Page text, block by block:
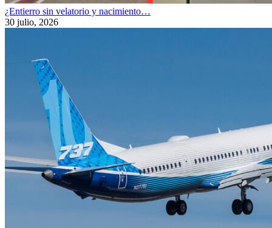
¿Entierro sin velatorio y nacimiento…
30 julio, 2026